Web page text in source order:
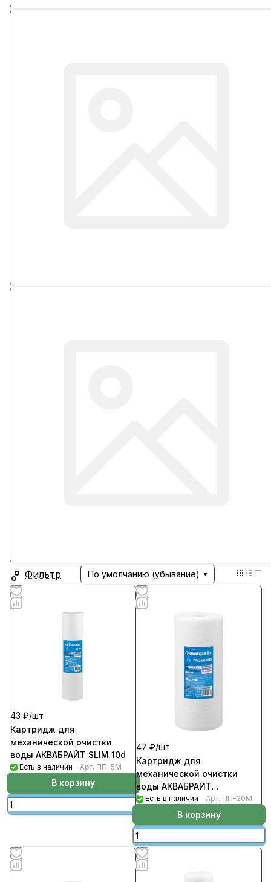
Фильтр По умолчанию (убывание)
43 ₽/шт
Картридж для
механической очистки
воды АКВАБРАЙТ SLIM 10d
Есть в наличии Арт. ПП-5М
В корзину
47 ₽/шт
Картридж для
механической очистки
воды АКВАБРАЙТ
SLIMLINE10d
Есть в наличии Арт. ПП-20М
В корзину